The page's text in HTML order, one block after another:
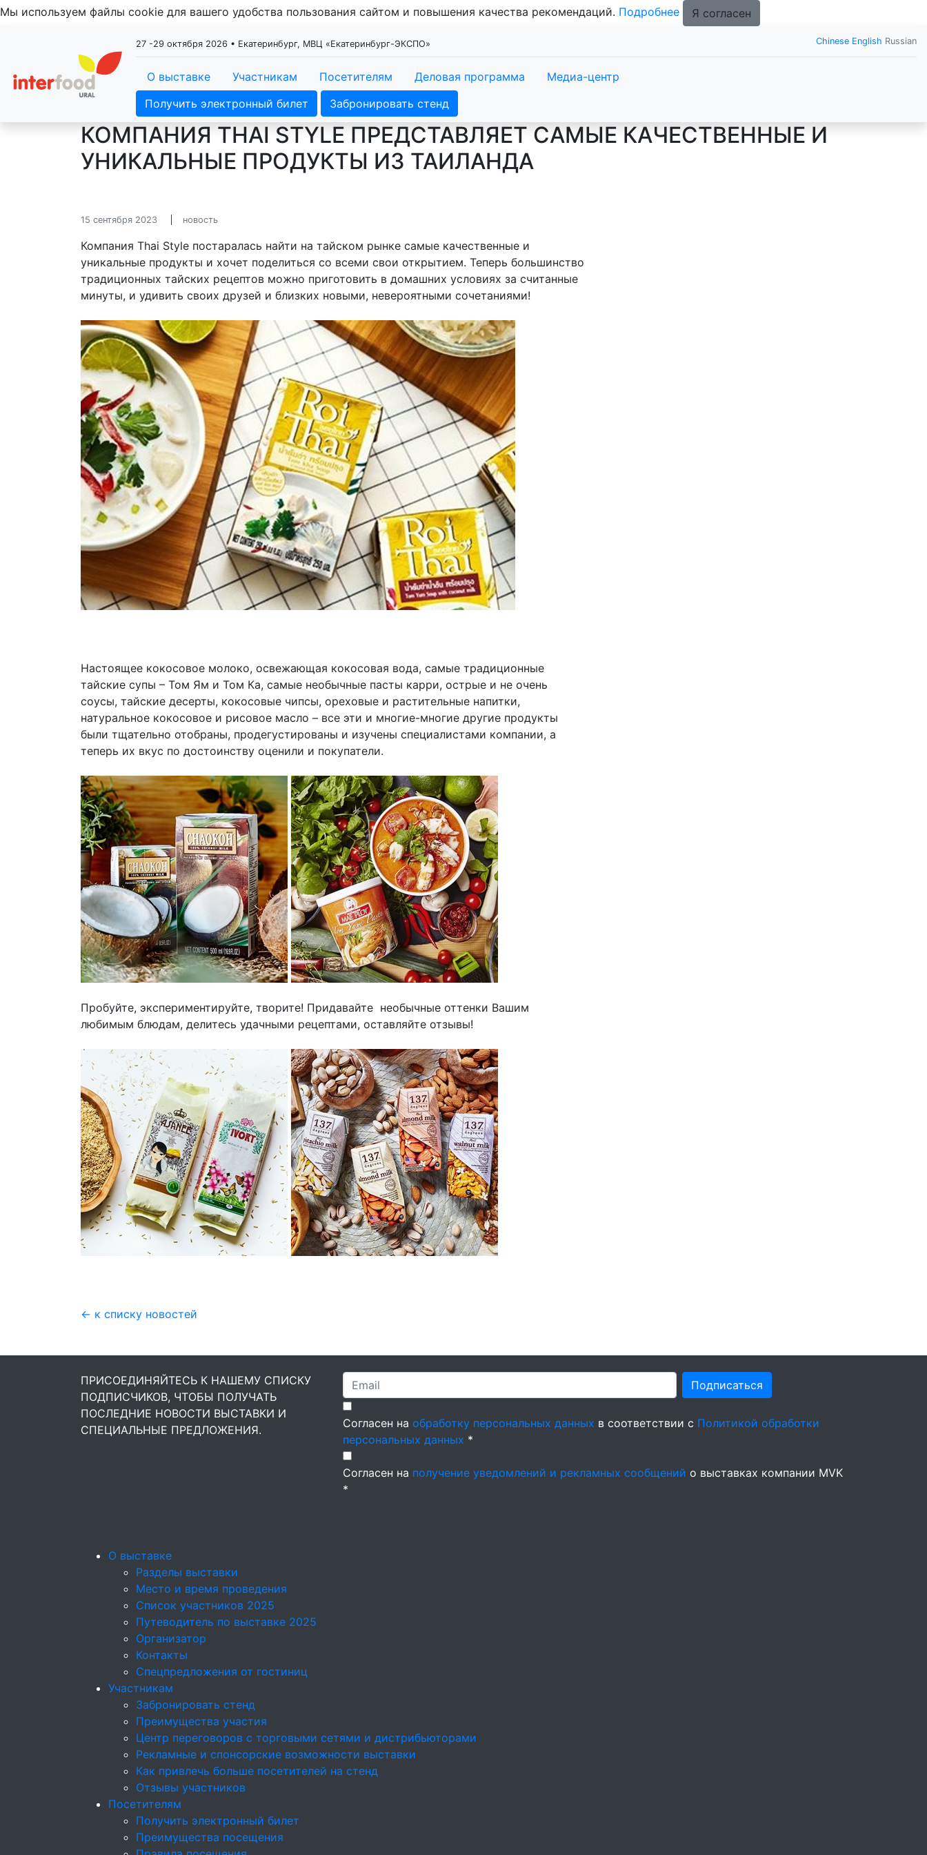
Мы используем файлы cookie для вашего удобства пользования сайтом и повышения качества рекомендаций. Подробнее Я согласен
27 -29 октября 2026 • Екатеринбург, МВЦ «Екатеринбург-ЭКСПО» Chinese English Russian
О выставке Участникам Посетителям Деловая программа
Медиа-центр
Получить электронный билет
Забронировать стенд
КОМПАНИЯ THAI STYLE ПРЕДСТАВЛЯЕТ САМЫЕ КАЧЕСТВЕННЫЕ И
УНИКАЛЬНЫЕ ПРОДУКТЫ ИЗ ТАИЛАНДА
15 сентября 2023 новость
Компания Thai Style постаралась найти на тайском рынке самые качественные и
уникальные продукты и хочет поделиться со всеми свои открытием. Теперь большинство
традиционных тайских рецептов можно приготовить в домашних условиях за считанные
минуты, и удивить своих друзей и близких новыми, невероятными сочетаниями!
Настоящее кокосовое молоко, освежающая кокосовая вода, самые традиционные
тайские супы – Том Ям и Том Ка, самые необычные пасты карри, острые и не очень
соусы, тайские десерты, кокосовые чипсы, ореховые и растительные напитки,
натуральное кокосовое и рисовое масло – все эти и многие-многие другие продукты
были тщательно отобраны, продегустированы и изучены специалистами компании, а
теперь их вкус по достоинству оценили и покупатели.
Пробуйте, экспериментируйте, творите! Придавайте необычные оттенки Вашим
любимым блюдам, делитесь удачными рецептами, оставляйте отзывы!
← к списку новостей
ПРИСОЕДИНЯЙТЕСЬ К НАШЕМУ СПИСКУ
ПОДПИСЧИКОВ, ЧТОБЫ ПОЛУЧАТЬ
ПОСЛЕДНИЕ НОВОСТИ ВЫСТАВКИ И
СПЕЦИАЛЬНЫЕ ПРЕДЛОЖЕНИЯ.
Подписаться
Согласен на обработку персональных данных в соответствии с Политикой обработки
персональных данных *
Согласен на получение уведомлений и рекламных сообщений о выставках компании MVK
*
О выставке
Разделы выставки
Место и время проведения
Список участников 2025
Путеводитель по выставке 2025
Организатор
Контакты
Спецпредложения от гостиниц
Участникам
Забронировать стенд
Преимущества участия
Центр переговоров с торговыми сетями и дистрибьюторами
Рекламные и спонсорские возможности выставки
Как привлечь больше посетителей на стенд
Отзывы участников
Посетителям
Получить электронный билет
Преимущества посещения